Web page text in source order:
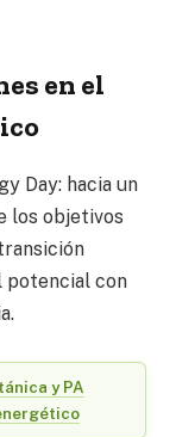
en el
Day: hacia un
los objetivos
potencial con
y PA